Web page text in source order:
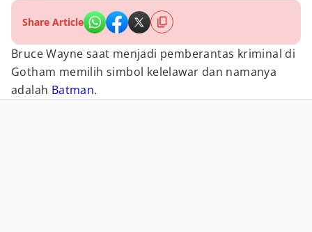
Share Article
Bruce Wayne saat menjadi pemberantas kriminal di
Gotham memilih simbol kelelawar dan namanya
adalah Batman.